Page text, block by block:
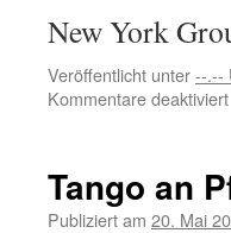
New York
Veröffentlicht unter--.--
Kommentare deaktiviert
Tango an
Publiziert am 20. Mai